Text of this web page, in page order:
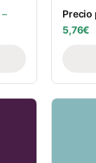
–
Precio
5,76€